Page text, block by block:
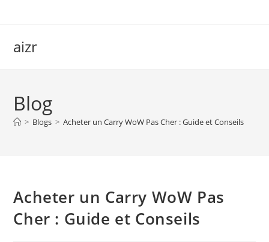
aizr
Blog
> Blogs > Acheter un Carry WoW Pas Cher : Guide et Conseils
Acheter un Carry WoW Pas
Cher : Guide et Conseils